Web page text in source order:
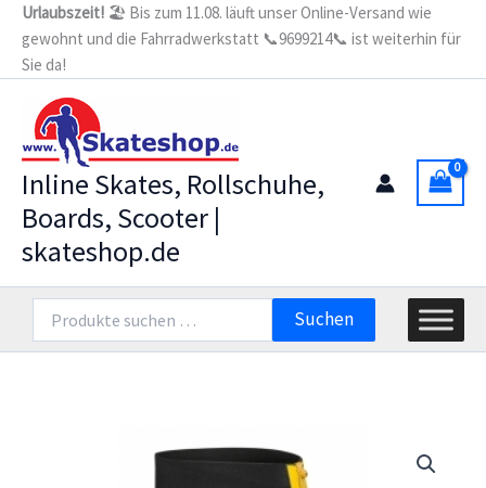
Zum
Inhalt
springen
Urlaubszeit! 🏖️ Bis zum 11.08. läuft unser Online-Versand wie
gewohnt und die Fahrradwerkstatt 📞9699214📞 ist weiterhin für
Sie da!
Inline Skates, Rollschuhe,
Boards, Scooter |
skateshop.de
nach:
Suchen